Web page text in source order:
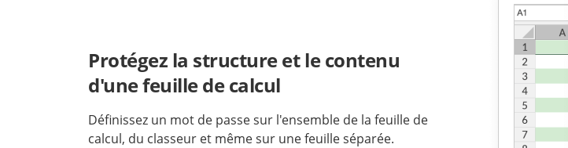
Protégez la structure et le contenu
d'une feuille de calcul
Définissez un mot de passe sur l'ensemble de la feuille de
calcul, du classeur et même sur une feuille séparée.